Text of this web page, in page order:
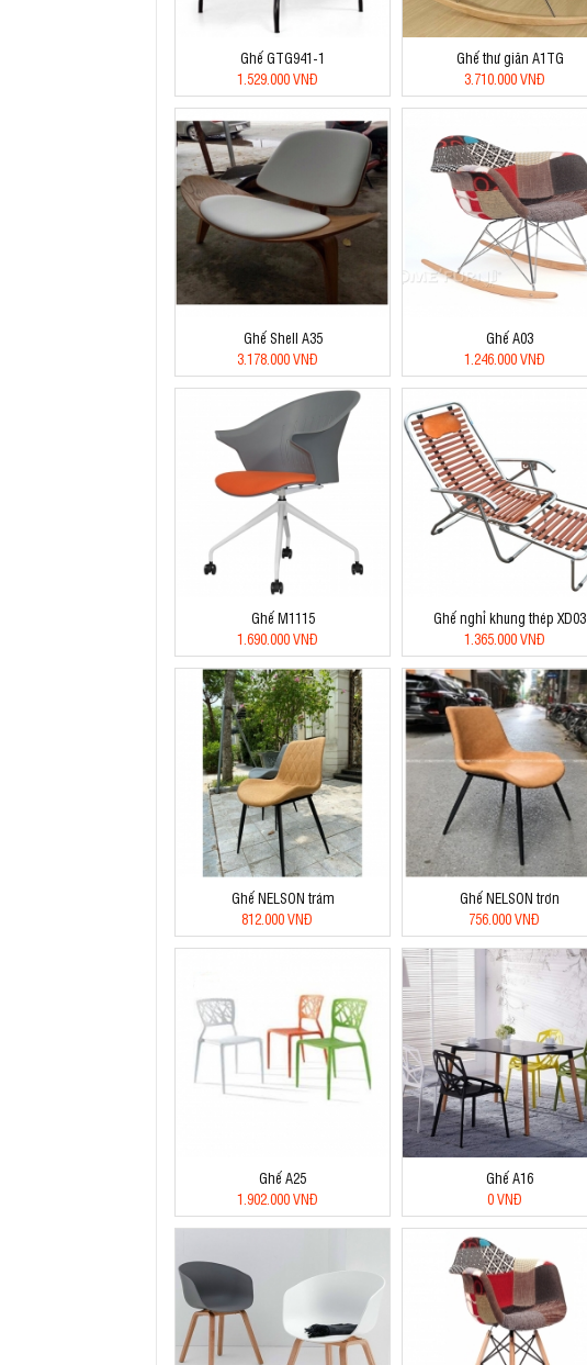
Ghế GTG941-1
1.529.000 VNĐ
Ghế thư giãn A1TG
3.710.000 VNĐ
Ghế Shell A35
3.178.000 VNĐ
Ghế A03
1.246.000 VNĐ
Ghế M1115
1.690.000 VNĐ
Ghế nghỉ khung thép XD03
1.365.000 VNĐ
Ghế NELSON trám
812.000 VNĐ
Ghế NELSON trơn
756.000 VNĐ
Ghế A25
1.902.000 VNĐ
Ghế A16
0 VNĐ